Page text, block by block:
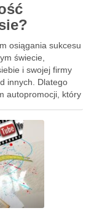
osiągania sukcesu
świecie,
i swojej firmy
innych. Dlatego
autopromocji, który
…